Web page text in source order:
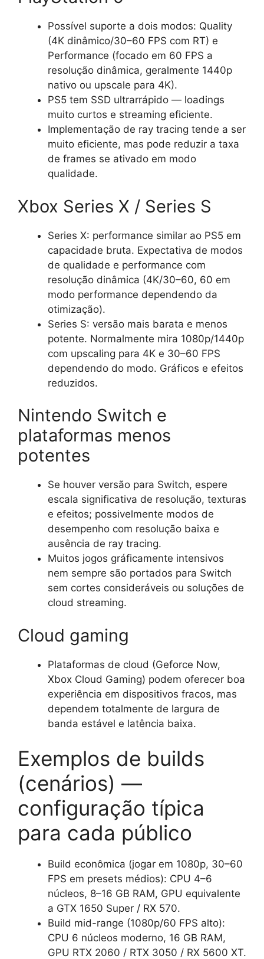
Possível suporte a dois modos: Quality
(4K dinâmico/30–60 FPS com RT) e
Performance (focado em 60 FPS a
resolução dinâmica, geralmente 1440p
nativo ou upscale para 4K).
PS5 tem SSD ultrarrápido — loadings
muito curtos e streaming eficiente.
Implementação de ray tracing tende a ser
muito eficiente, mas pode reduzir a taxa
de frames se ativado em modo
qualidade.
Xbox Series X / Series S
Series X: performance similar ao PS5 em
capacidade bruta. Expectativa de modos
de qualidade e performance com
resolução dinâmica (4K/30–60, 60 em
modo performance dependendo da
otimização).
Series S: versão mais barata e menos
potente. Normalmente mira 1080p/1440p
com upscaling para 4K e 30–60 FPS
dependendo do modo. Gráficos e efeitos
reduzidos.
Nintendo Switch e
plataformas menos
potentes
Se houver versão para Switch, espere
escala significativa de resolução, texturas
e efeitos; possivelmente modos de
desempenho com resolução baixa e
ausência de ray tracing.
Muitos jogos gráficamente intensivos
nem sempre são portados para Switch
sem cortes consideráveis ou soluções de
cloud streaming.
Cloud gaming
Plataformas de cloud (Geforce Now,
Xbox Cloud Gaming) podem oferecer boa
experiência em dispositivos fracos, mas
dependem totalmente de largura de
banda estável e latência baixa.
Exemplos de builds
(cenários) —
configuração típica
para cada público
Build econômica (jogar em 1080p, 30–60
FPS em presets médios): CPU 4–6
núcleos, 8–16 GB RAM, GPU equivalente
a GTX 1650 Super / RX 570.
Build mid-range (1080p/60 FPS alto):
CPU 6 núcleos moderno, 16 GB RAM,
GPU RTX 2060 / RTX 3050 / RX 5600 XT.